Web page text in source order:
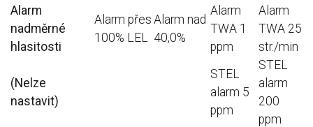
Alarm
nadměrné
hlasitosti
Alarm přes
100% LEL
Alarm nad
40,0%
Alarm
TWA 1
ppm
Alarm
TWA 25
str./min
(Nelze
nastavit)
STEL
alarm 5
ppm
STEL
alarm
200
ppm